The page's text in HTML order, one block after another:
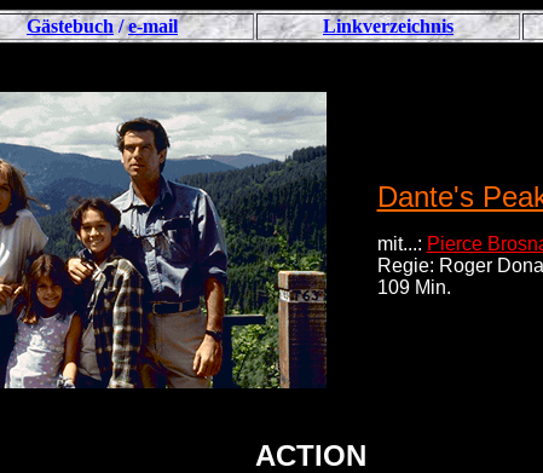
Gästebuch/e-mail Linkverzeichnis
Dante's
mit...: Pierce
Regie: Roger
109 Min.
ACTION